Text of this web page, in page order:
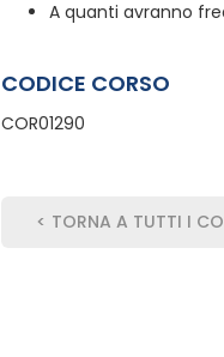
A quanti avranno
CODICE CORSO
COR01290
< TORNA A TUTTI I